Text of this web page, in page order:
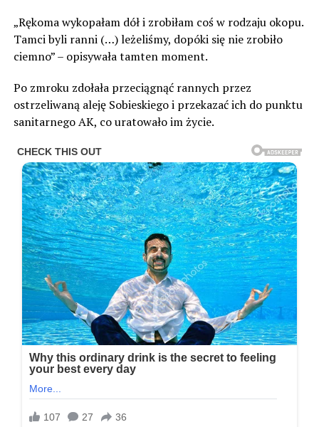
„Rękoma wykopałam dół i zrobiłam coś w rodzaju okopu.
Tamci byli ranni (…) leżeliśmy, dopóki się nie zrobiło
ciemno” – opisywała tamten moment.
Po zmroku zdołała przeciągnąć rannych przez
ostrzeliwaną aleję Sobieskiego i przekazać ich do punktu
sanitarnego AK, co uratowało im życie.